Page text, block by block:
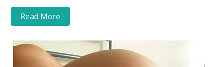
Read More